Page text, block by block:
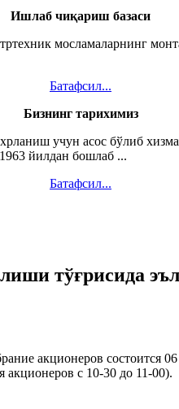
Ишлаб чиқариш базаси
мосламаларнинг
Батафсил...
Бизнинг тарихимиз
учун асос бўлиб
йилдан бошлаб ...
Батафсил...
тўғрисида
акционеров состоится 06
с 10-30 до 11-00).